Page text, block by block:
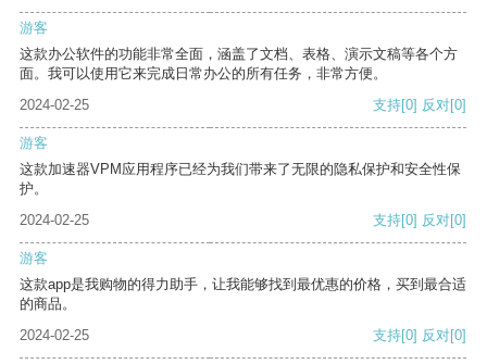
游客
这款办公软件的功能非常全面，涵盖了文档、表格、演示文稿等各个方
面。我可以使用它来完成日常办公的所有任务，非常方便。
2024-02-25
支持[0] 反对[0]
游客
这款加速器VPM应用程序已经为我们带来了无限的隐私保护和安全性保
护。
2024-02-25
支持[0] 反对[0]
游客
这款app是我购物的得力助手，让我能够找到最优惠的价格，买到最合适
的商品。
2024-02-25
支持[0] 反对[0]